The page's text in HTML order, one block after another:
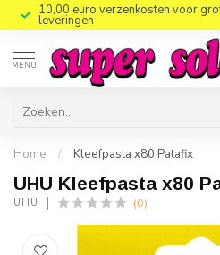
10,00 euro verzenkosten voor
leveringen
MENU
Home / Kleefpasta x80 Patafix
UHU Kleefpasta x80
UHU (0)